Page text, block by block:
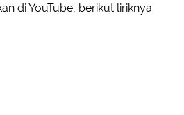
di YouTube, berikut liriknya.